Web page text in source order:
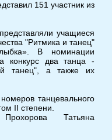
151 участник из
учащиеся
"Ритмика и танец"
В номинации
конкурс два танца -
танец", а также их
танцевального
II степени.
Татьяна